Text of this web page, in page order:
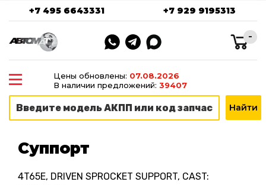
+7 495 6643331 +7 929 9195313
-
Цены обновлены: 07.08.2026
В наличии предложений: 39407
Суппорт
4T65E, DRIVEN SPROCKET SUPPORT, CAST: